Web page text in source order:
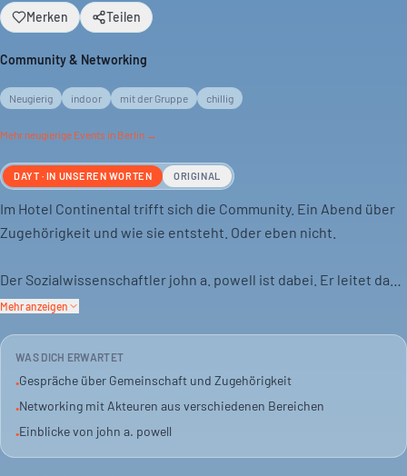
Merken Teilen
Community & Networking
Neugierig indoor mit der Gruppe chillig
Mehr neugierige Events in Berlin →
DAYT · IN UNSEREN WORTEN ORIGINAL
Im Hotel Continental trifft sich die Community. Ein Abend über
Zugehörigkeit und wie sie entsteht. Oder eben nicht.
Der Sozialwissenschaftler john a. powell ist dabei. Er leitet das
Othering & Belonging Institute an der UC Berkeley. Seine Arbeit
Es geht um Fragen der Verbindung. Wie bauen wir Brücken?
Was passiert, wenn unterschiedliche Menschen
Mehr anzeigen
WAS DICH ERWARTET
•Gespräche über Gemeinschaft und Zugehörigkeit
•Networking mit Akteuren aus verschiedenen Bereichen
•Einblicke von john a. powell